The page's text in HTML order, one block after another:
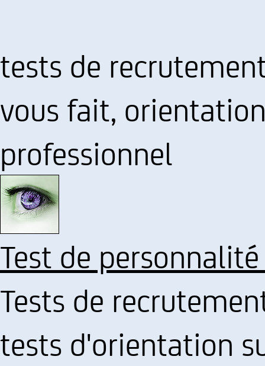
tests de
vous fait,
professionnel
Test de
Tests de
tests d'orientation